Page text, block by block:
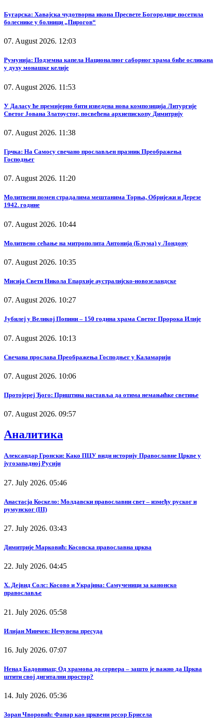
Бугарска: Хавајска чудотворна икона Пресвете Богородице посетила
болеснике у болници „Пирогов“
07. August 2026. 12:03
Румунија: Подземна капела Националног саборног храма биће осликана
у духу монашке келије
07. August 2026. 11:53
У Даласу ће премијерно бити изведена нова композиција Литургије
Светог Јована Златоустог, посвећена архиепископу Димитрију
07. August 2026. 11:38
Грчка: На Самосу свечано прослављен празник Преображења
Господњег
07. August 2026. 11:20
Молитвени помен страдалима мештанима Торња, Обријежи и Дерезе
1942. године
07. August 2026. 10:44
Молитвено сећање на митрополита Антонија (Блума) у Лондону
07. August 2026. 10:35
Мисија Свети Никола Епархије аустралијско-новозеландске
07. August 2026. 10:27
Јубилеј у Великој Попини – 150 година храма Светог Пророка Илије
07. August 2026. 10:13
Свечана прослава Преображења Господњег у Каламарији
07. August 2026. 10:06
Протојереј Ђого: Приштина наставља да отима немањићке светиње
07. August 2026. 09:57
Аналитика
Александар Гронски: Како ПЦУ види историју Православне Цркве у
југозападној Русији
27. July 2026. 05:46
Анастасја Коскело: Молдавски православни свет – између руског и
румунског (III)
27. July 2026. 03:43
Димитрије Марковић: Косовска православна црква
22. July 2026. 04:45
Х. Дејвид Солс: Косово и Украјина: Самученици за канонско
православље
21. July 2026. 05:58
Илијан Минчев: Нечувена пресуда
16. July 2026. 07:07
Ненад Бадовинац: Од храмова до сервера – зашто је важно да Црква
штити свој дигитални простор?
14. July 2026. 05:36
Зоран Чворовић: Фанар као црквени ресор Брисела